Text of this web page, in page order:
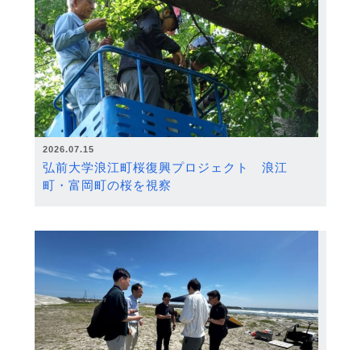
2026.07.15
弘前大学浪江町桜復興プロジェクト 浪江
町・富岡町の桜を視察